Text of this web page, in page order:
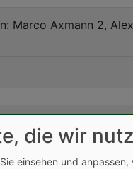
Marco Axmann 2,
10. 10. 2015
die wir
einsehen und